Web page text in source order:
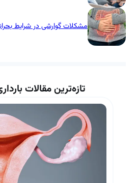
مشکلات گوارشی در شرایط
تازه‌ترین مقالات